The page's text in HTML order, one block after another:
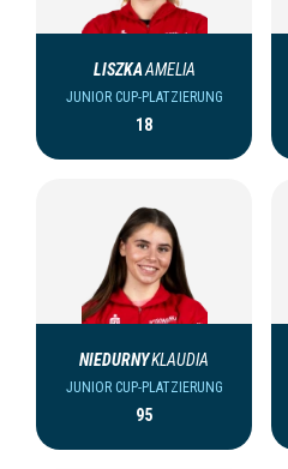
LISZKAAMELIA
JUNIOR CUP-PLATZIERUNG
18
NIEDURNYKLAUDIA
JUNIOR CUP-PLATZIERUNG
95